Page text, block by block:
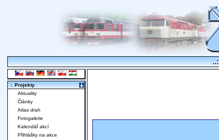
:. Projekty
Aktuality
Články
Atlas drah
Fotogalerie
Kalendář akcí
Přihlášky na akce